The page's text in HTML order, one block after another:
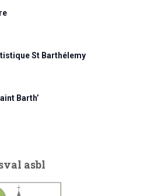
St Barthélemy
Barth’
asbl